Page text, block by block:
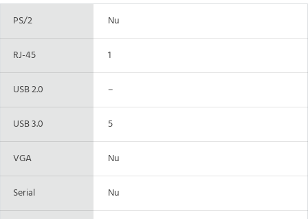
PS/2 Nu
RJ-45 1
USB 2.0 –
USB 3.0 5
VGA Nu
Serial Nu